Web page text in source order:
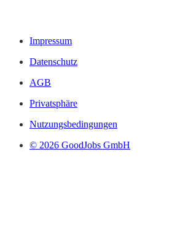
Impressum
Datenschutz
AGB
Privatsphäre
Nutzungsbedingungen
© 2026 GoodJobs GmbH